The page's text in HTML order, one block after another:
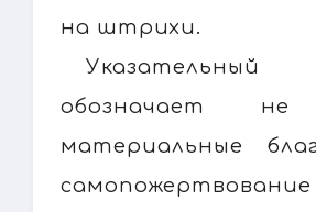
на штрихи.
обозначает не
материальные